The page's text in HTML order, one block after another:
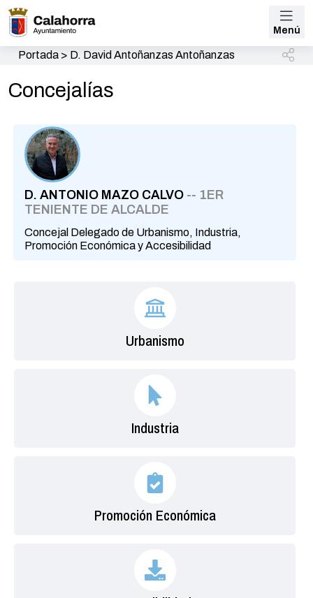
Menú
Portada> D. David Antoñanzas Antoñanzas
Concejalías
D. ANTONIO MAZO CALVO-- 1ER
TENIENTE DE ALCALDE
Concejal Delegado de Urbanismo, Industria,
Promoción Económica y Accesibilidad
Urbanismo
Industria
Promoción Económica